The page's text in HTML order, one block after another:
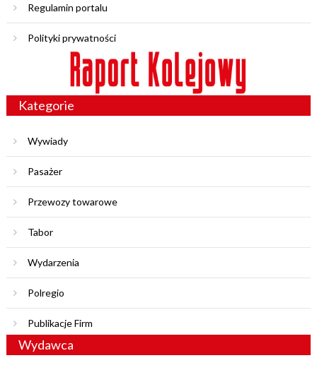
Regulamin portalu
Polityki prywatności
Kategorie
Wywiady
Pasażer
Przewozy towarowe
Tabor
Wydarzenia
Polregio
Publikacje Firm
Wydawca